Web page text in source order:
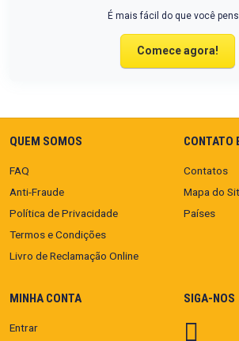
É mais fácil do que você
Comece agora!
QUEM SOMOS
FAQ
Anti-Fraude
Política de Privacidade
Termos e Condições
Livro de Reclamação Online
CONTATO
Contatos
Mapa do
Países
MINHA CONTA
Entrar
SIGA-NOS